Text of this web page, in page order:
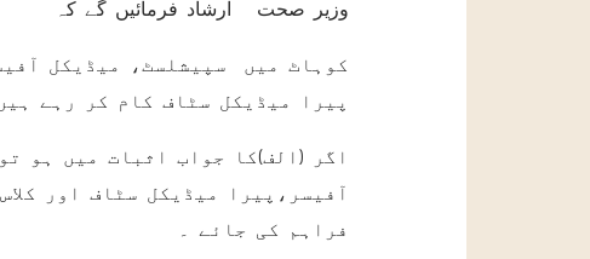
وزیر صحت ارشاد فرمائیں گے کہ
پیرا میڈیکل سٹاف کام کر رہے
آفیسر،پیرا میڈیکل سٹاف اور
فراہم کی جائے ۔